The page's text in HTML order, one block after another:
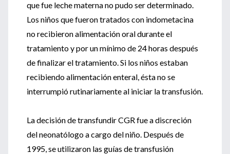
que fue leche materna no pudo ser determinado.
Los niños que fueron tratados con indometacina
no recibieron alimentación oral durante el
tratamiento y por un mínimo de 24 horas después
de finalizar el tratamiento. Si los niños estaban
recibiendo alimentación enteral, ésta no se
interrumpió rutinariamente al iniciar la transfusión.
La decisión de transfundir CGR fue a discreción
del neonatólogo a cargo del niño. Después de
1995, se utilizaron las guías de transfusión